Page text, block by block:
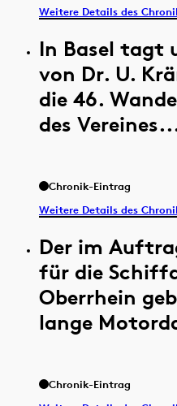
Weitere Details des
In Basel tagt
von Dr. U.
die 46.
des
Chronik-Eintrag
Weitere Details des
Der im
für die
Oberrhein
lange
Chronik-Eintrag